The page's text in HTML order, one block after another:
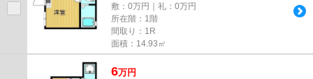
敷：0万円｜礼：0万円
所在階：1階
間取り：1R
面積：14.93㎡
6万円